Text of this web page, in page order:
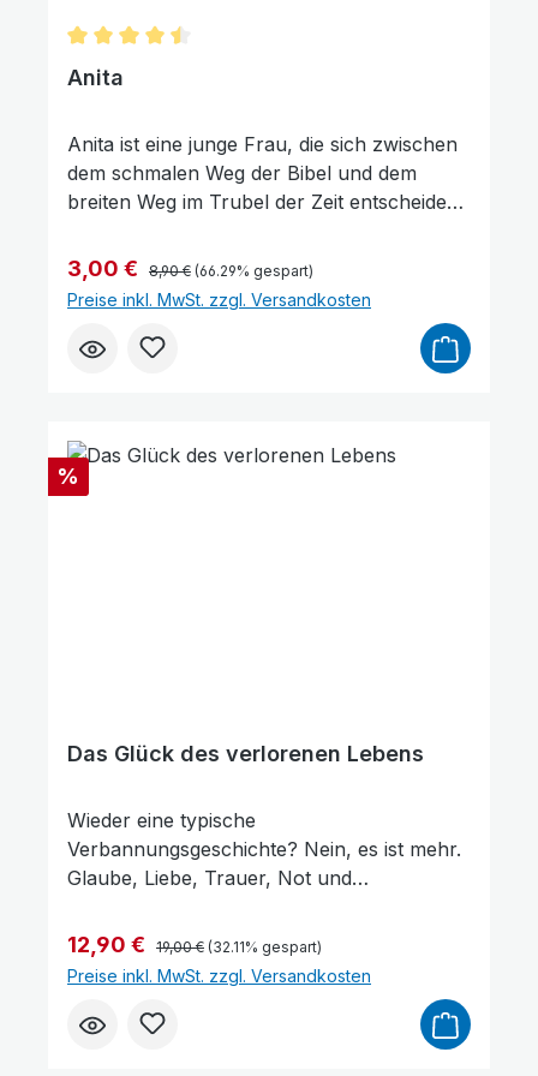
Durchschnittliche Bewertung von 4.5 von 5
Anita
Anita ist eine junge Frau, die sich zwischen
dem schmalen Weg der Bibel und dem
breiten Weg im Trubel der Zeit entscheiden
machen? Was bedeutet ihre Entscheidung
für die Zukunft? Anita ist hin und her
gerissen. Es geht schließlich um mehr als
Freundschaft, Ansehen und Liebe – es geht
um das ewige Leben. Eine biographische
Verkaufspreis:
3,00 € Regulärer Preis:
8,90 € (66.29% gespart)
Preise inkl. MwSt. zzgl. Versandkosten
Rabatt
%
Das Glück des verlorenen Lebens
Wieder eine typische
Verbannungsgeschichte? Nein, es ist mehr.
Glaube, Liebe, Trauer, Not und
Familie Wladykin in der völligen Nachfolge
ihres Gottes. Ein Gott, den es nicht geben
soll – der aber auf unergründliche Weise in
ihr Leben eingreift und es lenkt. Dies lässt
sie gegen den Strom der Gesellschaft und
Verkaufspreis:
12,90 € Regulärer Preis:
19,00 € (32.11% gespart)
Preise inkl. MwSt. zzgl. Versandkosten